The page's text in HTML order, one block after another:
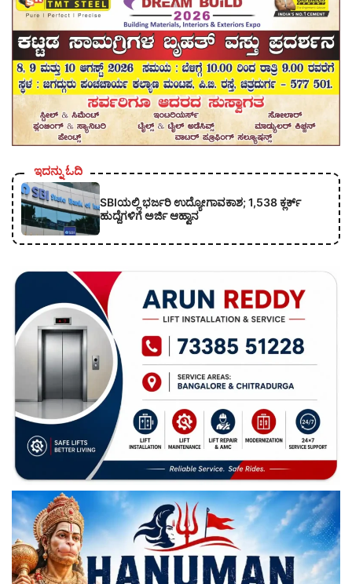
ಇದನ್ನು ಓದಿ
SBIಯಲ್ಲಿ ಭರ್ಜರಿ ಉದ್ಯೋಗಾವಕಾಶ; 1,538 ಕ್ಲರ್ಕ್
ಹುದ್ದೆಗಳಿಗೆ ಅರ್ಜಿ ಆಹ್ವಾನ